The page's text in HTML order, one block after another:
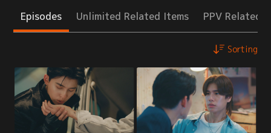
Episodes Unlimited Related Items PPV Related
Sorting